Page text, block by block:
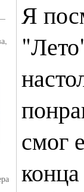
Я
смог
конца